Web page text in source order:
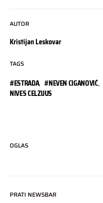
AUTOR
Kristijan Leskovar
TAGS
#ESTRADA, #NEVEN CIGANOVIĆ,
NIVES CELZIJUS
OGLAS
PRATI NEWSBAR